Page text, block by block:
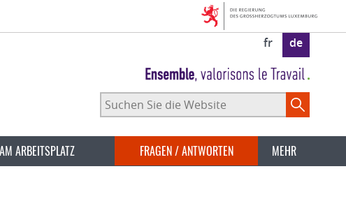
fr de
Suchen
Sie
Website
ARBEITSPLATZ FRAGEN / ANTWORTEN MEHR